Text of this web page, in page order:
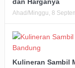
Ahad/Minggu, 8
Kulineran Sambil